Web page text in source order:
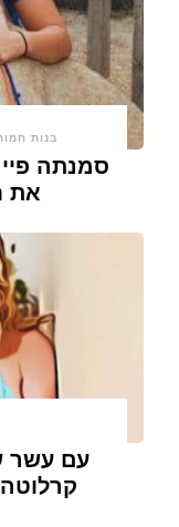
בנות
סמנתה
את
עם עשר